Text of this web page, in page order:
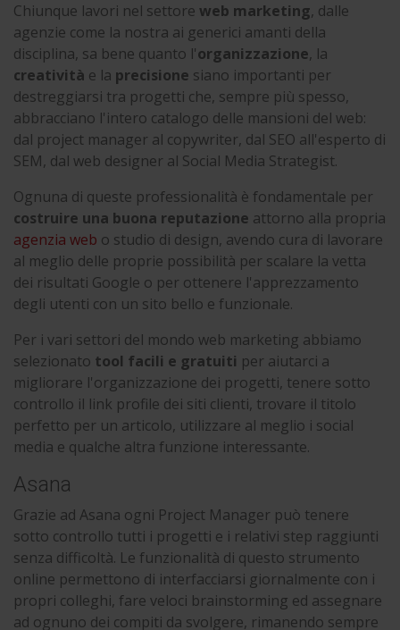
Chiunque lavori nel settore web marketing, dalle
agenzie come la nostra ai generici amanti della
disciplina, sa bene quanto l'organizzazione, la
creatività e la precisione siano importanti per
destreggiarsi tra progetti che, sempre più spesso,
abbracciano l'intero catalogo delle mansioni del web:
dal project manager al copywriter, dal SEO all'esperto di
SEM, dal web designer al Social Media Strategist.
Ognuna di queste professionalità è fondamentale per
costruire una buona reputazione attorno alla propria
agenzia web o studio di design, avendo cura di lavorare
al meglio delle proprie possibilità per scalare la vetta
dei risultati Google o per ottenere l'apprezzamento
degli utenti con un sito bello e funzionale.
Per i vari settori del mondo web marketing abbiamo
selezionato tool facili e gratuiti per aiutarci a
migliorare l'organizzazione dei progetti, tenere sotto
controllo il link profile dei siti clienti, trovare il titolo
perfetto per un articolo, utilizzare al meglio i social
media e qualche altra funzione interessante.
Asana
Grazie ad Asana ogni Project Manager può tenere
sotto controllo tutti i progetti e i relativi step raggiunti
senza difficoltà. Le funzionalità di questo strumento
online permettono di interfacciarsi giornalmente con i
propri colleghi, fare veloci brainstorming ed assegnare
ad ognuno dei compiti da svolgere, rimanendo sempre